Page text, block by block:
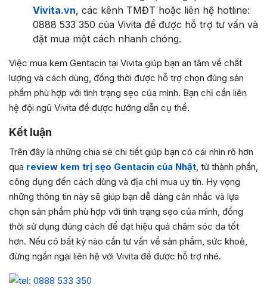
Vivita.vn, các kênh TMĐT hoặc liên hệ hotline:
0888 533 350 của Vivita để được hỗ trợ tư vấn và
đặt mua một cách nhanh chóng.
Việc mua kem Gentacin tại Vivita giúp bạn an tâm về chất
lượng và cách dùng, đồng thời được hỗ trợ chọn đúng sản
phẩm phù hợp với tình trạng sẹo của mình. Bạn chỉ cần liên
hệ đội ngũ Vivita để được hướng dẫn cụ thể.
Kết luận
Trên đây là những chia sẻ chi tiết giúp bạn có cái nhìn rõ hơn
qua review kem trị sẹo Gentacin của Nhật, từ thành phần,
công dụng đến cách dùng và địa chỉ mua uy tín. Hy vọng
những thông tin này sẽ giúp bạn dễ dàng cân nhắc và lựa
chọn sản phẩm phù hợp với tình trạng sẹo của mình, đồng
thời sử dụng đúng cách để đạt hiệu quả chăm sóc da tốt
hơn. Nếu có bất kỳ nào cần tư vấn về sản phẩm, sức khoẻ,
đừng ngần ngại liên hệ với Vivita để được hỗ trợ nhé.